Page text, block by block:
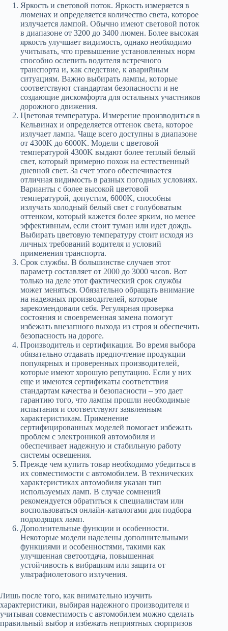
Яркость и световой поток. Яркость измеряется в
люменах и определяется количество света, которое
излучается лампой. Обычно имеют световой поток
в диапазоне от 3200 до 3400 люмен. Более высокая
яркость улучшает видимость, однако необходимо
учитывать, что превышение установленных норм
способно ослепить водителя встречного
транспорта и, как следствие, к аварийным
ситуациям. Важно выбирать лампы, которые
соответствуют стандартам безопасности и не
создающие дискомфорта для остальных участников
дорожного движения.
Цветовая температура. Измерение производиться в
Кельвинах и определяется оттенок света, которое
излучает лампа. Чаще всего доступны в диапазоне
от 4300K до 6000K. Модели с цветовой
температурой 4300K выдают более теплый белый
свет, который примерно похож на естественный
дневной свет. За счет этого обеспечивается
отличная видимость в разных погодных условиях.
Варианты с более высокой цветовой
температурой, допустим, 6000K, способны
излучать холодный белый свет с голубоватым
оттенком, который кажется более ярким, но менее
эффективным, если стоит туман или идет дождь.
Выбирать цветовую температуру стоит исходя из
личных требований водителя и условий
применения транспорта.
Срок службы. В большинстве случаев этот
параметр составляет от 2000 до 3000 часов. Вот
только на деле этот фактический срок службы
может меняться. Обязательно обращать внимание
на надежных производителей, которые
зарекомендовали себя. Регулярная проверка
состояния и своевременная замена помогут
избежать внезапного выхода из строя и обеспечить
безопасность на дороге.
Производитель и сертификация. Во время выбора
обязательно отдавать предпочтение продукции
популярных и проверенных производителей,
которые имеют хорошую репутацию. Если у них
еще и имеются сертификаты соответствия
стандартам качества и безопасности – это дает
гарантию того, что лампы прошли необходимые
испытания и соответствуют заявленным
характеристикам. Применение
сертифицированных моделей помогает избежать
проблем с электроникой автомобиля и
обеспечивает надежную и стабильную работу
системы освещения.
Прежде чем купить товар необходимо убедиться в
их совместимости с автомобилем. В технических
характеристиках автомобиля указан тип
используемых ламп. В случае сомнений
рекомендуется обратиться к специалистам или
воспользоваться онлайн-каталогами для подбора
подходящих ламп.
Дополнительные функции и особенности.
Некоторые модели наделены дополнительными
функциями и особенностями, такими как
улучшенная светоотдача, повышенная
устойчивость к вибрациям или защита от
ультрафиолетового излучения.
Лишь после того, как внимательно изучить
характеристики, выбирая надежного производителя и
учитывая совместимость с автомобилем можно сделать
правильный выбор и избежать неприятных сюрпризов